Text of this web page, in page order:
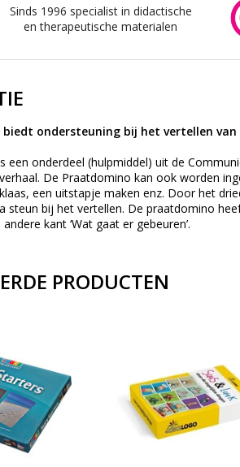
Sinds 1996 specialist in didactische
en therapeutische materialen
ondersteuning bij het vertellen van
een onderdeel (hulpmiddel) uit de
De Praatdomino kan ook worden
een uitstapje maken enz. Door het
steun bij het vertellen. De praatdomino
kant ‘Wat gaat er gebeuren’.
PRODUCTEN